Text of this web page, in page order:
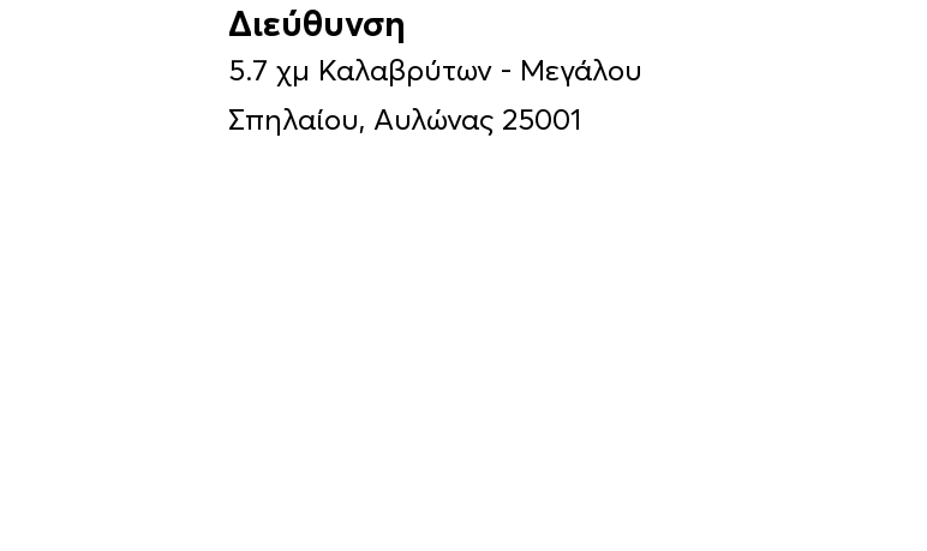
Διεύθυνση
5.7 χμ Καλαβρύτων - Μεγάλου
Σπηλαίου, Αυλώνας 25001